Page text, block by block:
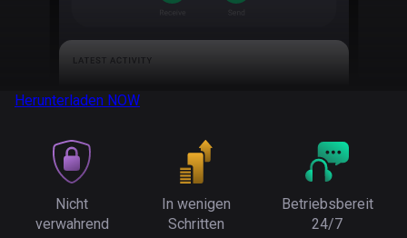
Herunterladen NOW
Nicht
verwahrend
In wenigen
Schritten
Betriebsbereit
24/7